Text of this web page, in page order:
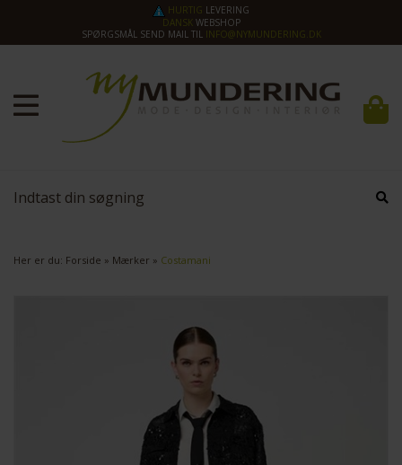
HURTIG LEVERING
DANSKWEBSHOP
SPØRGSMÅL SEND MAIL TIL INFO@NYMUNDERING.DK
Her er du: Forside » Mærker » Costamani